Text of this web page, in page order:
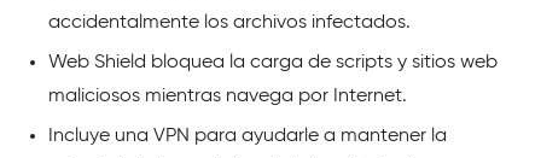
accidentalmente los archivos infectados.
Web Shield bloquea la carga de scripts y sitios web
maliciosos mientras navega por Internet.
Incluye una VPN para ayudarle a mantener la